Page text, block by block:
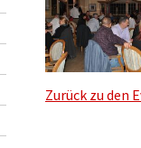
Zurück zu den